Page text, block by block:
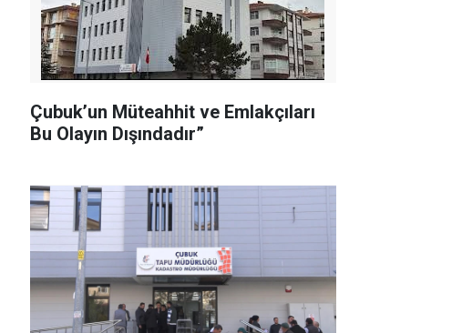
Çubuk’un Müteahhit ve Emlakçıları
Bu Olayın Dışındadır”